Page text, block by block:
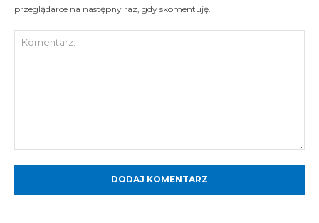
przeglądarce na następny raz, gdy skomentuję.